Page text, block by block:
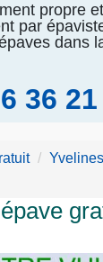
propre
par
dans
36